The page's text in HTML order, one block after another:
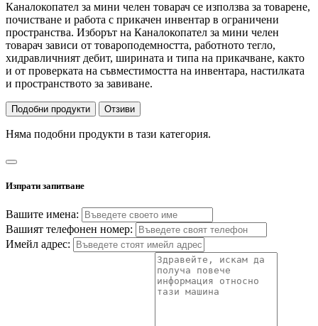
Каналокопател за мини челен товарач се използва за товарене,
почистване и работа с прикачен инвентар в ограничени
пространства. Изборът на Каналокопател за мини челен
товарач зависи от товароподемността, работното тегло,
хидравличният дебит, ширината и типа на прикачване, както
и от проверката на съвместимостта на инвентара, настилката
и пространството за завиване.
Подобни продукти Отзиви
Няма подобни продукти в тази категория.
Изпрати запитване
Вашите имена:
Вашият телефонен номер:
Имейл адрес: